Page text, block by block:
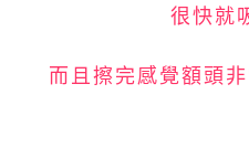
很快就
而且擦完感覺額頭